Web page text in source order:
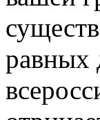
равных